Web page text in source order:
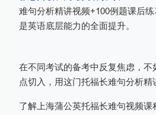
难句分析精讲视频+100例题课后
是英语底层能力的全面提升。
在不同考试的备考中反复焦虑，不
点切入，用这门托福长难句分析精
了解上海蒲公英托福长难句视频课